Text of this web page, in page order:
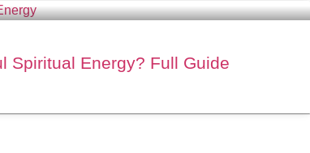
Spiritual Energy? Full Guide